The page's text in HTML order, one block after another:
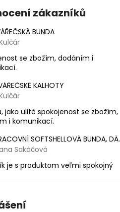
zákazníků
BUNDA
produktu je 5 z 5 hvězdiček.
se zbožím, dodáním i
KALHOTY
produktu je 5 z 5 hvězdiček.
jako ulité spokojenost se zbožím,
i komunikací.
2423
produktu je 5 z 5 hvězdiček.
Sakáčová
je s produktom veľmi spokojný